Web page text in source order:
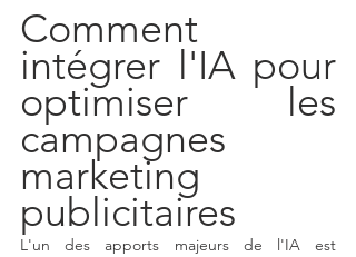
Comment
intégrer l'IA pour
optimiser les
campagnes
marketing
publicitaires
L'un des apports majeurs de l'IA est